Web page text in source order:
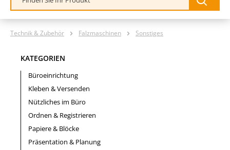
Technik & Zubehör Falzmaschinen Sonstiges
KATEGORIEN
Büroeinrichtung
Kleben & Versenden
Nützliches im Büro
Ordnen & Registrieren
Papiere & Blöcke
Präsentation & Planung